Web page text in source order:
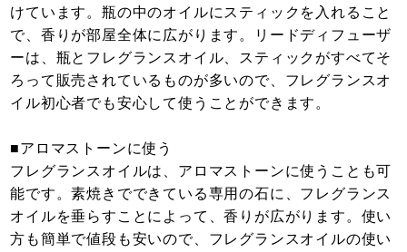
けています。瓶の中のオイルにスティックを入れること
で、香りが部屋全体に広がります。リードディフューザ
ーは、瓶とフレグランスオイル、スティックがすべてそ
ろって販売されているものが多いので、フレグランスオ
イル初心者でも安心して使うことができます。
■アロマストーンに使う
フレグランスオイルは、アロマストーンに使うことも可
能です。素焼きでできている専用の石に、フレグランス
オイルを垂らすことによって、香りが広がります。使い
方も簡単で値段も安いので、フレグランスオイルの使い